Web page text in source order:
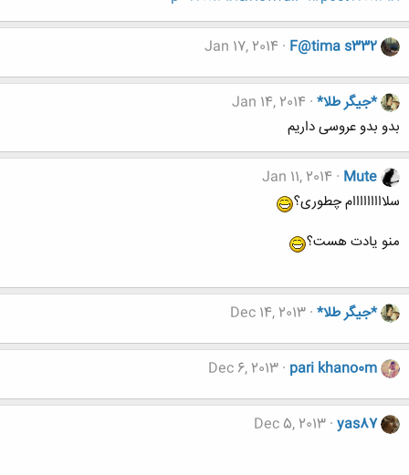
F@tima s332
Jan 17, 2014
*جیگر طلا* Jan 14, 2014
بدو بدو عروسی داریم
Mute
Jan 11, 2014
سلااااااااام چطوری؟
منو یادت هست؟
*جیگر طلا* Dec 14, 2013
pari khano0m
Dec 6, 2013
yas87
Dec 5, 2013